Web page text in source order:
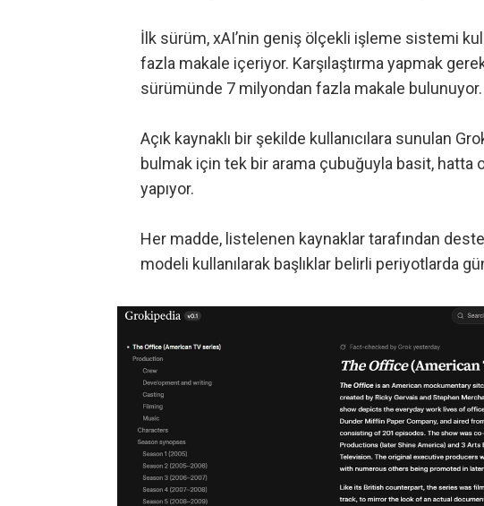
İlk sürüm, xAI’nin geniş ölçekli işleme sistemi
fazla makale içeriyor. Karşılaştırma yapmak
sürümünde 7 milyondan fazla makale bulunuyor.
Açık kaynaklı bir şekilde kullanıcılara sunulan
bulmak için tek bir arama çubuğuyla basit, hatta
yapıyor.
Her madde, listelenen kaynaklar tarafından
modeli kullanılarak başlıklar belirli periyotlarda